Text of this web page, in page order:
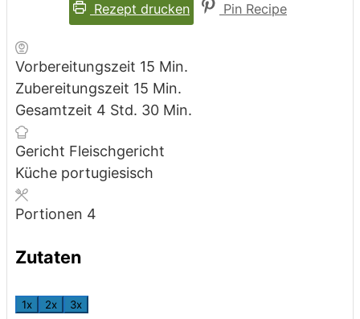
Rezept drucken Pin Recipe
Vorbereitungszeit 15 Minuten
Min.
Zubereitungszeit 15 Minuten
Min.
Gesamtzeit 4 Stunden
Std. 30Minuten
Min.
Gericht Fleischgericht
Küche portugiesisch
Portionen 4
Zutaten
1x 2x 3x